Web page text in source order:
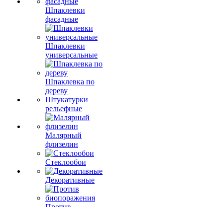
Шпаклевки
фасадные
Шпаклевки
универсальные
Шпаклевка по
дереву
Штукатурки
рельефные
Малярный
флизелин
Стеклообои
Декоративные